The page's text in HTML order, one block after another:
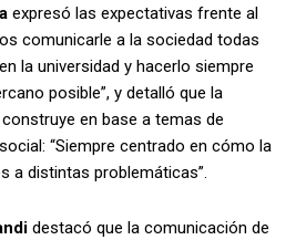
expresó las expectativas frente al
comunicarle a la sociedad todas
la universidad y hacerlo siempre
posible”, y detalló que la
en base a temas de
“Siempre centrado en cómo la
a distintas problemáticas”.
destacó que la comunicación de